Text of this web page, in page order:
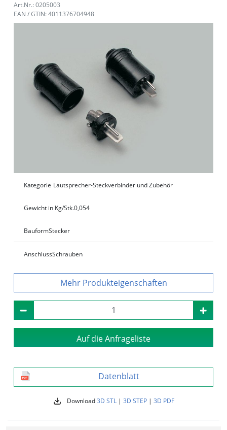
Art.Nr.: 0205003
EAN / GTIN: 4011376704948
Kategorie Lautsprecher-Steckverbinder und Zubehör
Gewicht in Kg/Stk.0,054
BauformStecker
AnschlussSchrauben
Produkteigenschaften
Auf die Anfrageliste
Datenblatt
Download3D STL| 3D STEP| 3D PDF